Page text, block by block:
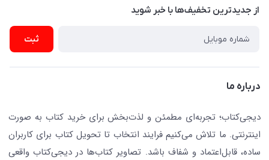
نویسندگان و مترجمان
کافه دیجی کتاب
جستجو در سایت
کتابیاب
رهگیری مرسولات پستی
ارسال تیکت پشتیبانی
از جدید‌ترین تخفیف‌ها با‌ خبر شوید
ثبت
درباره ما
دیجی‌کتاب؛ تجربه‌ای مطمئن و لذت‌بخش برای خرید کتاب به صورت
اینترنتی. ما تلاش می‌کنیم فرایند انتخاب تا تحویل کتاب برای کاربران
ساده، قابل‌اعتماد و شفاف باشد. تصاویر کتاب‌ها در دیجی‌کتاب واقعی